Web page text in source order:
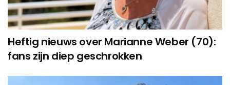
Heftig nieuws over Marianne Weber (70):
fans zijn diep geschrokken